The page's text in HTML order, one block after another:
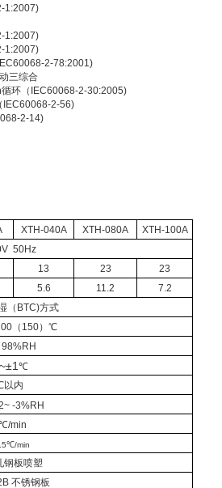
1:2007)
1:2007)
1:2007)
2-78:2001)
三综合
环（IEC60068-2-30:2005)
IEC60068-2-56)
2-14)
XTH-040A XTH-080A
XTH-100A
50Hz
13 23
23
5.6 11.2
7.2
（BTC)方式
（150）℃
~±1 ℃
内
-3%RH
min
min
钢板喷塑
不锈钢板